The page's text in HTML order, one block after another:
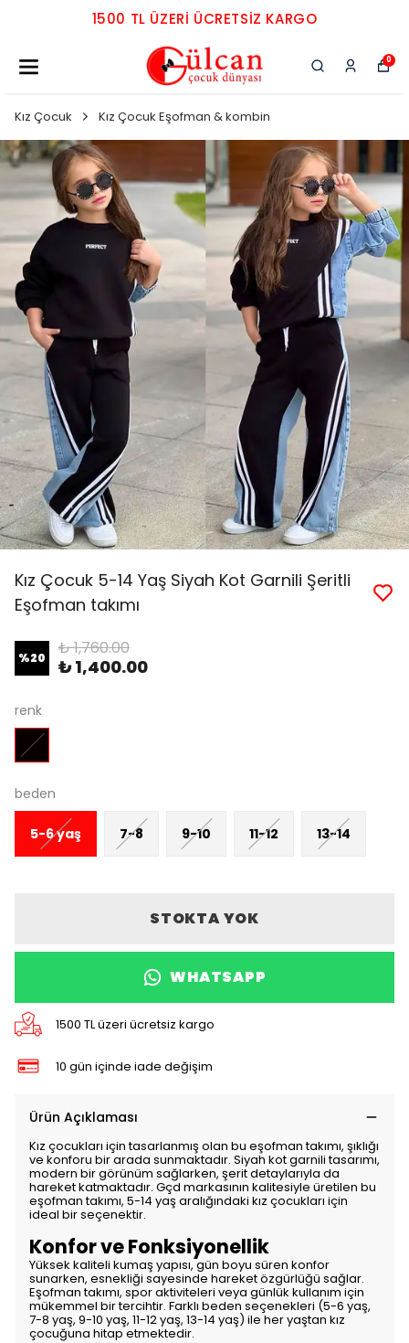
1500 TL ÜZERI ÜCRETSIZ KARGO
0
Kız Çocuk Kız Çocuk Eşofman & kombin
Kız Çocuk 5-14 Yaş Siyah Kot Garnili Şeritli
Eşofman takımı
%20 ₺ 1,760.00
₺ 1,400.00
renk
beden
5-6 yaş 7-8 9-10 11-12 13-14
STOKTA YOK
WHATSAPP
1500 TL üzeri ücretsiz kargo
10 gün içinde iade değişim
Ürün Açıklaması
Kız çocukları için tasarlanmış olan bu eşofman takımı, şıklığı
ve konforu bir arada sunmaktadır. Siyah kot garnili tasarımı,
modern bir görünüm sağlarken, şerit detaylarıyla da
hareket katmaktadır. Gçd markasının kalitesiyle üretilen bu
eşofman takımı, 5-14 yaş aralığındaki kız çocukları için
ideal bir seçenektir.
Konfor ve Fonksiyonellik
Yüksek kaliteli kumaş yapısı, gün boyu süren konfor
sunarken, esnekliği sayesinde hareket özgürlüğü sağlar.
Eşofman takımı, spor aktiviteleri veya günlük kullanım için
mükemmel bir tercihtir. Farklı beden seçenekleri (5-6 yaş,
7-8 yaş, 9-10 yaş, 11-12 yaş, 13-14 yaş) ile her yaştan kız
çocuğuna hitap etmektedir.